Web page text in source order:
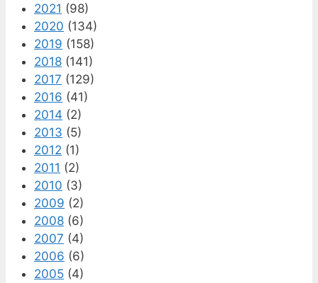
2021 (98)
2020 (134)
2019 (158)
2018 (141)
2017 (129)
2016 (41)
2014 (2)
2013 (5)
2012 (1)
2011 (2)
2010 (3)
2009 (2)
2008 (6)
2007 (4)
2006 (6)
2005 (4)